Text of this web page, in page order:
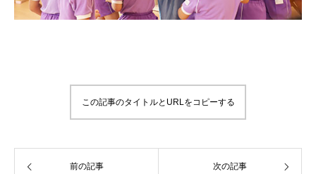
この記事のタイトルとURLをコピーする
前の記事 次の記事